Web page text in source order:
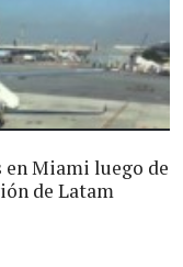
en Miami luego de
de Latam